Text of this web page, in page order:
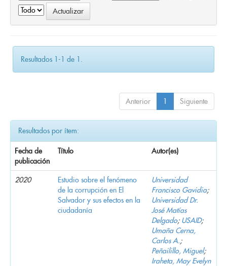
Resultados 1-1 de 1.
Anterior 1 Siguiente
Resultados por ítem:
Fecha de
publicación
Título Autor(es)
2020
Estudio sobre el fenómeno
de la corrupción en El
Salvador y sus efectos en la
ciudadanía
Universidad
Francisco Gavidia;
Universidad Dr.
José Matías
Delgado; USAID;
Umaña Cerna,
Carlos A.;
Peñailillo, Miguel;
Iraheta, May Evelyn